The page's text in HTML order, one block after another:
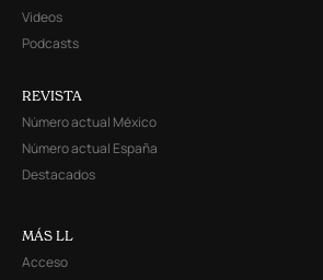
Videos
Podcasts
REVISTA
Número actual México
Número actual España
Destacados
MÁS LL
Acceso